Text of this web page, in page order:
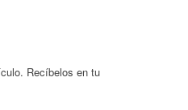
Recíbelos en tu